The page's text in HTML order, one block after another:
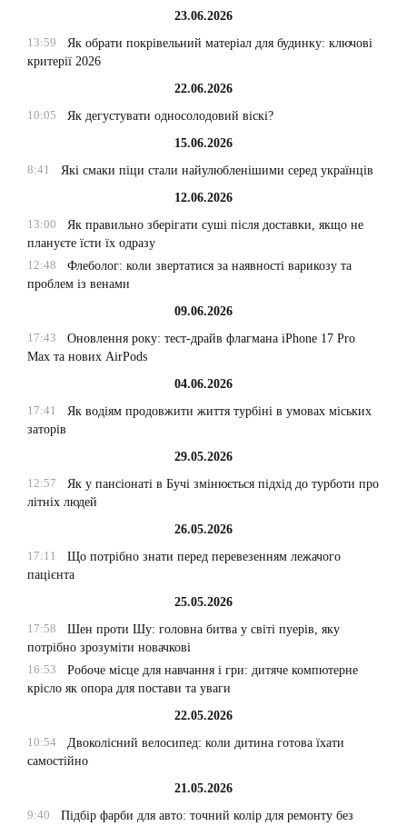
23.06.2026
13:59
Як обрати покрівельний матеріал для будинку: ключові
критерії 2026
22.06.2026
10:05
Як дегустувати односолодовий віскі?
15.06.2026
8:41
Які смаки піци стали найулюбленішими серед українців
12.06.2026
13:00
Як правильно зберігати суші після доставки, якщо не
плануєте їсти їх одразу
12:48
Флеболог: коли звертатися за наявності варикозу та
проблем із венами
09.06.2026
17:43
Оновлення року: тест-драйв флагмана iPhone 17 Pro
Max та нових AirPods
04.06.2026
17:41
Як водіям продовжити життя турбіні в умовах міських
заторів
29.05.2026
12:57
Як у пансіонаті в Бучі змінюється підхід до турботи про
літніх людей
26.05.2026
17:11
Що потрібно знати перед перевезенням лежачого
пацієнта
25.05.2026
17:58
Шен проти Шу: головна битва у світі пуерів, яку
потрібно зрозуміти новачкові
16:53
Робоче місце для навчання і гри: дитяче компютерне
крісло як опора для постави та уваги
22.05.2026
10:54
Двоколісний велосипед: коли дитина готова їхати
самостійно
21.05.2026
9:40
Підбір фарби для авто: точний колір для ремонту без